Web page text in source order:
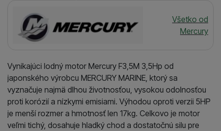
Výrobca
Všetko od
Mercury
Vynikajúci lodný motor Mercury F3,5M 3,5Hp od
japonského výrobcu MERCURY MARINE, ktorý sa
vyznačuje najmä dlhou životnosťou, vysokou odolnosťou
proti korózií a nízkymi emisiami. Výhodou oproti verzii 5HP
je menší rozmer a hmotnosť len 17kg. Celkovo je motor
veľmi tichý, dosahuje hladký chod a dostatočnú silu pre